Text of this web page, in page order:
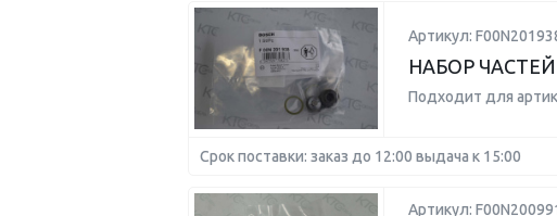
Артикул:
НАБОР ЧАСТЕЙ
Подходит для
Срок поставки: заказ до 12:00 выдача к 15:00
Артикул: